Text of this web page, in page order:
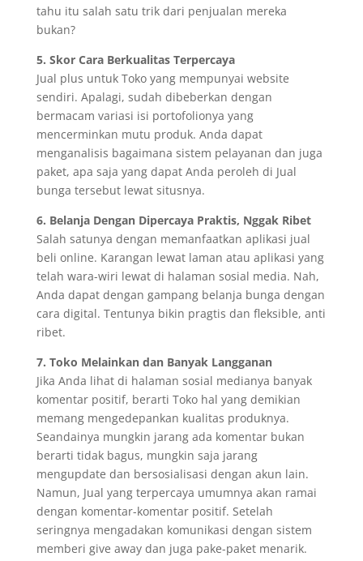
tahu itu salah satu trik dari penjualan mereka
bukan?
5. Skor Cara Berkualitas Terpercaya
Jual plus untuk Toko yang mempunyai website
sendiri. Apalagi, sudah dibeberkan dengan
bermacam variasi isi portofolionya yang
mencerminkan mutu produk. Anda dapat
menganalisis bagaimana sistem pelayanan dan juga
paket, apa saja yang dapat Anda peroleh di Jual
bunga tersebut lewat situsnya.
6. Belanja Dengan Dipercaya Praktis, Nggak Ribet
Salah satunya dengan memanfaatkan aplikasi jual
beli online. Karangan lewat laman atau aplikasi yang
telah wara-wiri lewat di halaman sosial media. Nah,
Anda dapat dengan gampang belanja bunga dengan
cara digital. Tentunya bikin pragtis dan fleksible, anti
ribet.
7. Toko Melainkan dan Banyak Langganan
Jika Anda lihat di halaman sosial medianya banyak
komentar positif, berarti Toko hal yang demikian
memang mengedepankan kualitas produknya.
Seandainya mungkin jarang ada komentar bukan
berarti tidak bagus, mungkin saja jarang
mengupdate dan bersosialisasi dengan akun lain.
Namun, Jual yang terpercaya umumnya akan ramai
dengan komentar-komentar positif. Setelah
seringnya mengadakan komunikasi dengan sistem
memberi give away dan juga pake-paket menarik.